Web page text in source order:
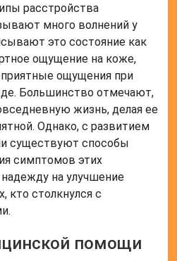
расстройства
много волнений у
это состояние как
ощущение на коже,
ощущения при
Большинство отмечают,
жизнь, делая ее
Однако, с развитием
существуют способы
симптомов этих
на улучшение
кто столкнулся с
помощи